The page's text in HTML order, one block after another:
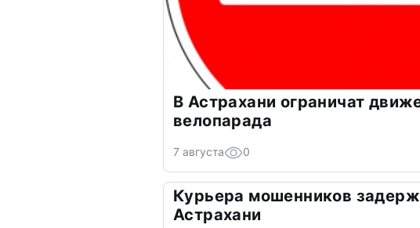
В Астрахани ограничат
велопарада
7 августа 0
Курьера мошенников
Астрахани